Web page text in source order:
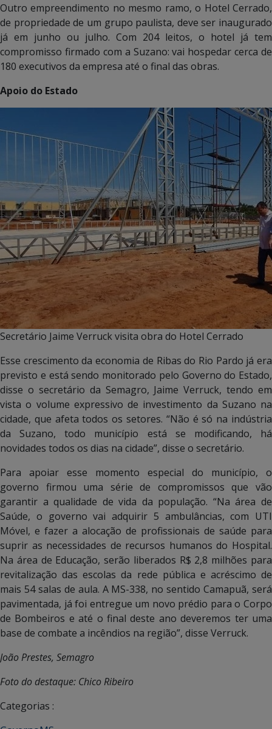
Outro empreendimento no mesmo ramo, o Hotel Cerrado,
de propriedade de um grupo paulista, deve ser inaugurado
já em junho ou julho. Com 204 leitos, o hotel já tem
compromisso firmado com a Suzano: vai hospedar cerca de
180 executivos da empresa até o final das obras.
Apoio do Estado
Secretário Jaime Verruck visita obra do Hotel Cerrado
Esse crescimento da economia de Ribas do Rio Pardo já era
previsto e está sendo monitorado pelo Governo do Estado,
disse o secretário da Semagro, Jaime Verruck, tendo em
vista o volume expressivo de investimento da Suzano na
cidade, que afeta todos os setores. “Não é só na indústria
da Suzano, todo município está se modificando, há
novidades todos os dias na cidade”, disse o secretário.
Para apoiar esse momento especial do município, o
governo firmou uma série de compromissos que vão
garantir a qualidade de vida da população. “Na área de
Saúde, o governo vai adquirir 5 ambulâncias, com UTI
Móvel, e fazer a alocação de profissionais de saúde para
suprir as necessidades de recursos humanos do Hospital.
Na área de Educação, serão liberados R$ 2,8 milhões para
revitalização das escolas da rede pública e acréscimo de
mais 54 salas de aula. A MS-338, no sentido Camapuã, será
pavimentada, já foi entregue um novo prédio para o Corpo
de Bombeiros e até o final deste ano deveremos ter uma
base de combate a incêndios na região”, disse Verruck.
João Prestes, Semagro
Foto do destaque: Chico Ribeiro
Categorias :